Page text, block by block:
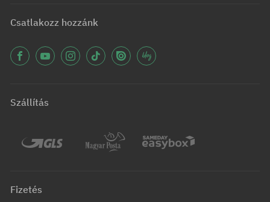
Csatlakozz hozzánk
Szállítás
Fizetés